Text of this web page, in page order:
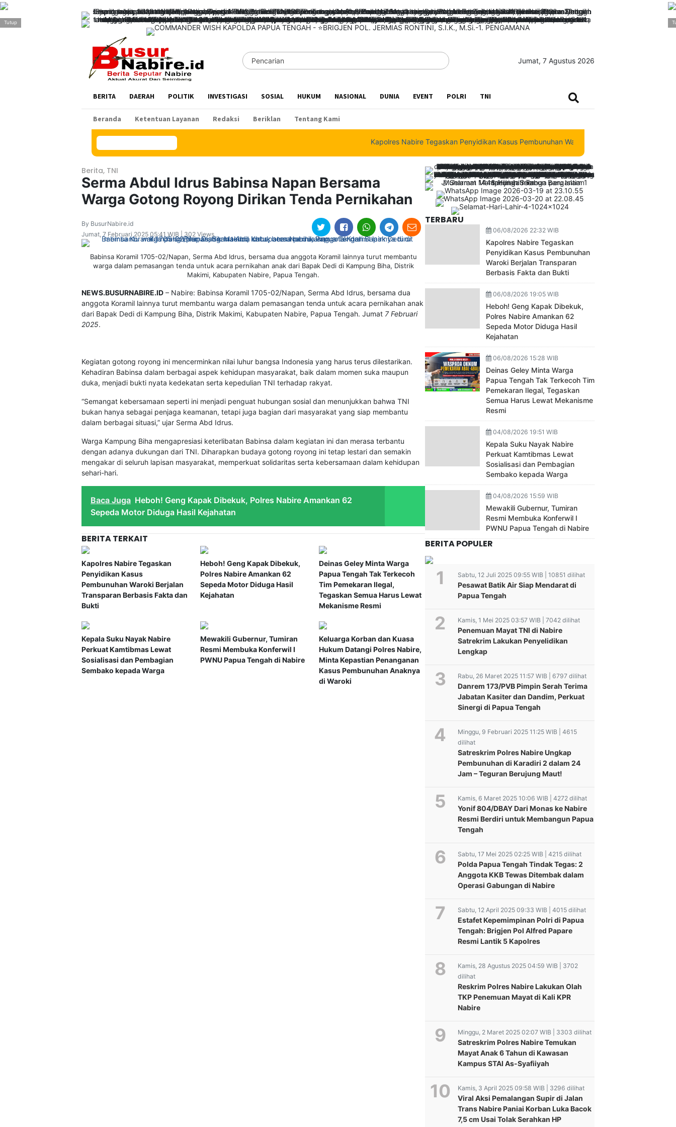
>
Jumat, 7 Agustus 2026
BERITA DAERAH POLITIK INVESTIGASI SOSIAL HUKUM NASIONAL DUNIA EVENT POLRI TNI
Beranda Ketentuan Layanan Redaksi Beriklan Tentang Kami
Kapolres Nabire Tegaskan Penyidikan Kasus Pembunuhan Waroki Berjalan Transparan Berbasis
Berita, TNI
Serma Abdul Idrus Babinsa Napan Bersama
Warga Gotong Royong Dirikan Tenda Pernikahan
By BusurNabire.id
Jumat, 7 Februari 2025 05:41 WIB | 302 Views
Babinsa Koramil 1705-02/Napan, Serma Abd Idrus, bersama dua anggota Koramil lainnya turut membantu
warga dalam pemasangan tenda untuk acara pernikahan anak dari Bapak Dedi di Kampung Biha, Distrik
Makimi, Kabupaten Nabire, Papua Tengah.
NEWS.BUSURNABIRE.ID – Nabire: Babinsa Koramil 1705-02/Napan, Serma Abd Idrus, bersama dua
anggota Koramil lainnya turut membantu warga dalam pemasangan tenda untuk acara pernikahan anak
dari Bapak Dedi di Kampung Biha, Distrik Makimi, Kabupaten Nabire, Papua Tengah. Jumat 7 Februari
2025.
Kegiatan gotong royong ini mencerminkan nilai luhur bangsa Indonesia yang harus terus dilestarikan.
Kehadiran Babinsa dalam berbagai aspek kehidupan masyarakat, baik dalam momen suka maupun
duka, menjadi bukti nyata kedekatan serta kepedulian TNI terhadap rakyat.
“Semangat kebersamaan seperti ini menjadi penguat hubungan sosial dan menunjukkan bahwa TNI
bukan hanya sebagai penjaga keamanan, tetapi juga bagian dari masyarakat yang siap membantu
dalam berbagai situasi,” ujar Serma Abd Idrus.
Warga Kampung Biha mengapresiasi keterlibatan Babinsa dalam kegiatan ini dan merasa terbantu
dengan adanya dukungan dari TNI. Diharapkan budaya gotong royong ini tetap lestari dan semakin
mengakar di seluruh lapisan masyarakat, memperkuat solidaritas serta kebersamaan dalam kehidupan
sehari-hari.
Baca Juga Heboh! Geng Kapak Dibekuk, Polres Nabire Amankan 62
Sepeda Motor Diduga Hasil Kejahatan
BERITA TERKAIT
Kapolres Nabire Tegaskan
Penyidikan Kasus
Pembunuhan Waroki Berjalan
Transparan Berbasis Fakta dan
Bukti
Heboh! Geng Kapak Dibekuk,
Polres Nabire Amankan 62
Sepeda Motor Diduga Hasil
Kejahatan
Deinas Geley Minta Warga
Papua Tengah Tak Terkecoh
Tim Pemekaran Ilegal,
Tegaskan Semua Harus Lewat
Mekanisme Resmi
Kepala Suku Nayak Nabire
Perkuat Kamtibmas Lewat
Sosialisasi dan Pembagian
Sembako kepada Warga
Mewakili Gubernur, Tumiran
Resmi Membuka Konferwil I
PWNU Papua Tengah di Nabire
Keluarga Korban dan Kuasa
Hukum Datangi Polres Nabire,
Minta Kepastian Penanganan
Kasus Pembunuhan Anaknya
di Waroki
TERBARU
06/08/2026 22:32 WIB
Kapolres Nabire Tegaskan
Penyidikan Kasus Pembunuhan
Waroki Berjalan Transparan
Berbasis Fakta dan Bukti
06/08/2026 19:05 WIB
Heboh! Geng Kapak Dibekuk,
Polres Nabire Amankan 62
Sepeda Motor Diduga Hasil
Kejahatan
06/08/2026 15:28 WIB
Deinas Geley Minta Warga
Papua Tengah Tak Terkecoh Tim
Pemekaran Ilegal, Tegaskan
Semua Harus Lewat Mekanisme
Resmi
04/08/2026 19:51 WIB
Kepala Suku Nayak Nabire
Perkuat Kamtibmas Lewat
Sosialisasi dan Pembagian
Sembako kepada Warga
04/08/2026 15:59 WIB
Mewakili Gubernur, Tumiran
Resmi Membuka Konferwil I
PWNU Papua Tengah di Nabire
BERITA POPULER
Sabtu, 12 Juli 2025 09:55 WIB | 10851 dilihat
Pesawat Batik Air Siap Mendarat di
Papua Tengah
Kamis, 1 Mei 2025 03:57 WIB | 7042 dilihat
Penemuan Mayat TNI di Nabire
Satrekrim Lakukan Penyelidikan
Lengkap
Rabu, 26 Maret 2025 11:57 WIB | 6797 dilihat
Danrem 173/PVB Pimpin Serah Terima
Jabatan Kasiter dan Dandim, Perkuat
Sinergi di Papua Tengah
Minggu, 9 Februari 2025 11:25 WIB | 4615
dilihat
Satreskrim Polres Nabire Ungkap
Pembunuhan di Karadiri 2 dalam 24
Jam – Teguran Berujung Maut!
Kamis, 6 Maret 2025 10:06 WIB | 4272 dilihat
Yonif 804/DBAY Dari Monas ke Nabire
Resmi Berdiri untuk Membangun Papua
Tengah
Sabtu, 17 Mei 2025 02:25 WIB | 4215 dilihat
Polda Papua Tengah Tindak Tegas: 2
Anggota KKB Tewas Ditembak dalam
Operasi Gabungan di Nabire
Sabtu, 12 April 2025 09:33 WIB | 4015 dilihat
Estafet Kepemimpinan Polri di Papua
Tengah: Brigjen Pol Alfred Papare
Resmi Lantik 5 Kapolres
Kamis, 28 Agustus 2025 04:59 WIB | 3702
dilihat
Reskrim Polres Nabire Lakukan Olah
TKP Penemuan Mayat di Kali KPR
Nabire
Minggu, 2 Maret 2025 02:07 WIB | 3303 dilihat
Satreskrim Polres Nabire Temukan
Mayat Anak 6 Tahun di Kawasan
Kampus STAI As-Syafiiyah
Kamis, 3 April 2025 09:58 WIB | 3296 dilihat
Viral Aksi Pemalangan Supir di Jalan
Trans Nabire Paniai Korban Luka Bacok
7,5 cm Usai Tolak Serahkan HP
POLRES TOLIKARA
Bersama Dinas
Kesehatan Lakukan
APRESIASI BESAR!
Gubernur Meki
Nawipa Wujudkan
Sat Lantas Polres
Tolikara Terus Gencar
Tutup